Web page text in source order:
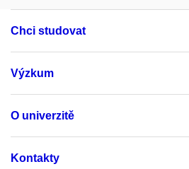
Chci studovat
Výzkum
O univerzitě
Kontakty